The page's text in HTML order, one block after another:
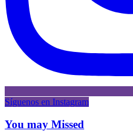
Síguenos en Instagram
You may Missed